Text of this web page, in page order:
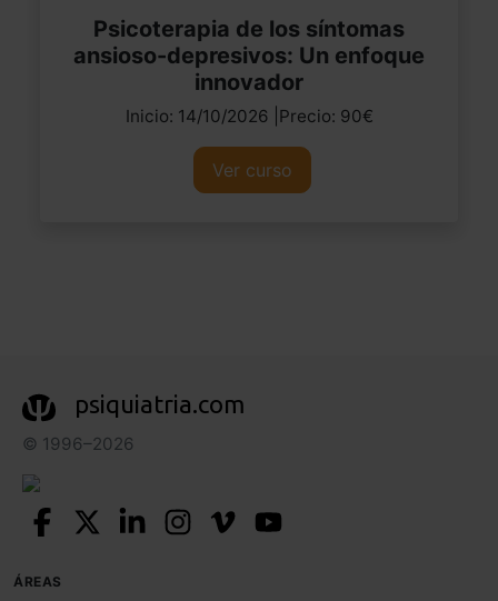
Psicoterapia de los síntomas
ansioso-depresivos: Un enfoque
innovador
Inicio: 14/10/2026 |Precio: 90€
Ver curso
psiquiatria.com
© 1996–2026
ÁREAS